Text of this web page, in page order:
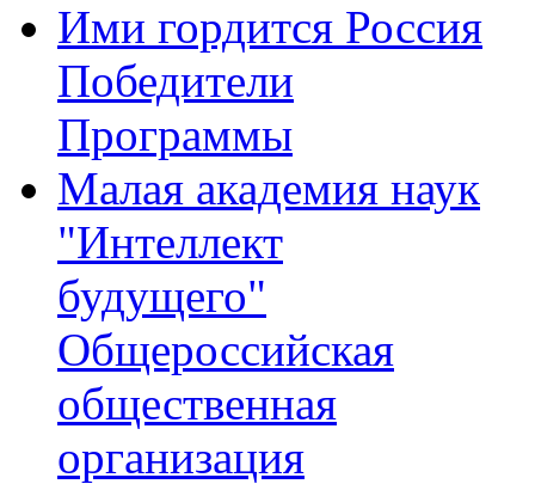
Ими гордится Россия
Победители
Программы
Малая академия наук
"Интеллект
будущего"
Общероссийская
общественная
организация